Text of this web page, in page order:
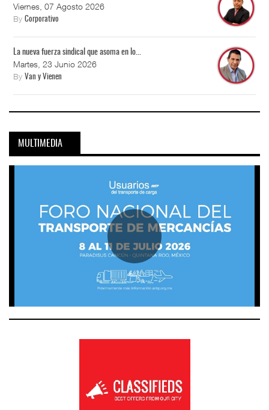
Viernes, 07 Agosto 2026
By Corporativo
La nueva fuerza sindical que asoma en lo...
Martes, 23 Junio 2026
By Van y Vienen
MULTIMEDIA